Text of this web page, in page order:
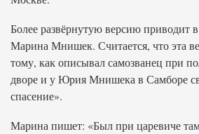
Более развёрнутую версию приводит
Марина Мнишек. Считается, что эта
тому, как описывал самозванец при
дворе и у Юрия Мнишека в Самборе
спасение».
Марина пишет: «Был при царевиче